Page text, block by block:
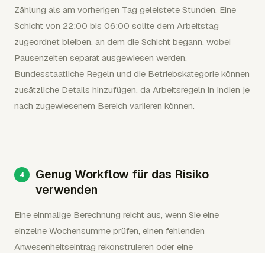
Zählung als am vorherigen Tag geleistete Stunden. Eine
Schicht von 22:00 bis 06:00 sollte dem Arbeitstag
zugeordnet bleiben, an dem die Schicht begann, wobei
Pausenzeiten separat ausgewiesen werden.
Bundesstaatliche Regeln und die Betriebskategorie können
zusätzliche Details hinzufügen, da Arbeitsregeln in Indien je
nach zugewiesenem Bereich variieren können.
Genug Workflow für das Risiko
verwenden
Eine einmalige Berechnung reicht aus, wenn Sie eine
einzelne Wochensumme prüfen, einen fehlenden
Anwesenheitseintrag rekonstruieren oder eine